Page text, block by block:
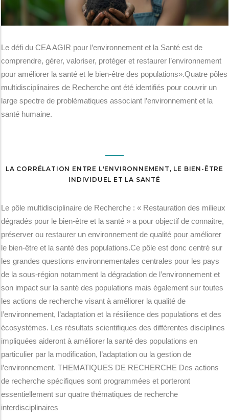
Le défi du CEA AGIR pour l’environnement et la Santé est de
comprendre, gérer, valoriser, protéger et restaurer l’environnement
pour améliorer la santé et le bien-être des populations».Quatre pôles
multidisciplinaires de Recherche ont été identifiés pour couvrir un
large spectre de problématiques associant l’environnement et la
santé humaine.
LA CORRÉLATION ENTRE L'ENVIRONNEMENT, LE BIEN-ÊTRE
INDIVIDUEL ET LA SANTÉ
Le pôle multidisciplinaire de Recherche : « Restauration des milieux
dégradés pour le bien-être et la santé » a pour objectif de connaitre,
préserver ou restaurer un environnement de qualité pour améliorer
le bien-être et la santé des populations.Ce pôle est donc centré sur
les grandes questions environnementales centrales pour les pays
de la sous-région notamment la dégradation de l’environnement et
son impact sur la santé des populations mais également sur toutes
les actions de recherche visant à améliorer la qualité de
l’environnement, l’adaptation et la résilience des populations et des
écosystèmes. Les résultats scientifiques des différentes disciplines
impliquées aideront à améliorer la santé des populations en
particulier par la modification, l’adaptation ou la gestion de
l’environnement. THEMATIQUES DE RECHERCHE Des actions
de recherche spécifiques sont programmées et porteront
essentiellement sur quatre thématiques de recherche
interdisciplinaires